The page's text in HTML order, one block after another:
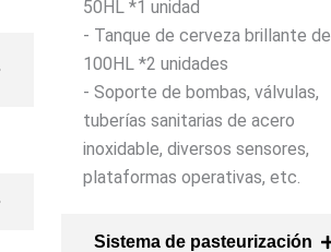
50HL *1 unidad
- Tanque de cerveza brillante de
100HL *2 unidades
- Soporte de bombas, válvulas,
tuberías sanitarias de acero
inoxidable, diversos sensores,
plataformas operativas, etc.
Sistema de pasteurización